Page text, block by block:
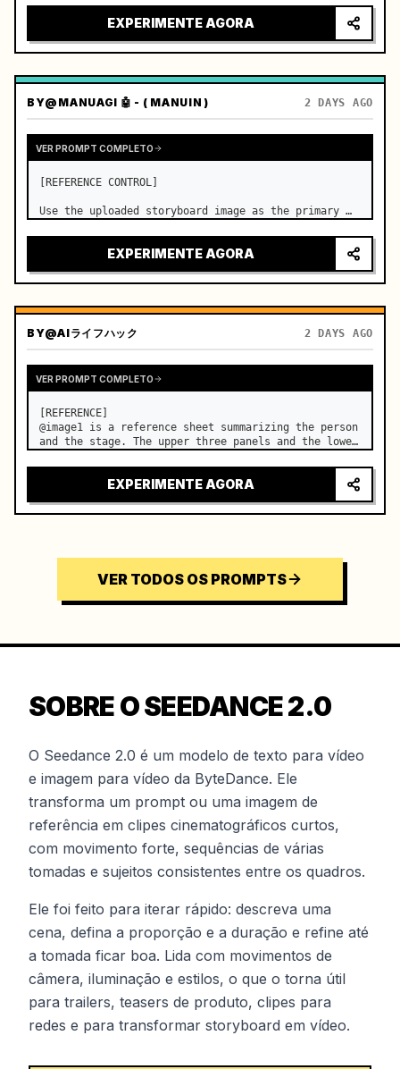
EXPERIMENTE AGORA
BY@MANUAGI 🤖 - ( MANUIN ) 2 DAYS AGO
VER PROMPT COMPLETO
[REFERENCE CONTROL]
Use the uploaded storyboard image as the primary
design, costume design, environment, emotional
progression, and shot order.
EXPERIMENTE AGORA
BY@AIライフハック 2 DAYS AGO
VER PROMPT COMPLETO
[REFERENCE]
@image1 is a reference sheet summarizing the person
and the stage. The upper three panels and the lower
the face, hair, body type, costume, and whole body
of the same woman appearing alone in the vi…
EXPERIMENTE AGORA
VER TODOS OS PROMPTS
SOBRE O SEEDANCE 2.0
O Seedance 2.0 é um modelo de texto para vídeo
e imagem para vídeo da ByteDance. Ele
transforma um prompt ou uma imagem de
referência em clipes cinematográficos curtos,
com movimento forte, sequências de várias
tomadas e sujeitos consistentes entre os quadros.
Ele foi feito para iterar rápido: descreva uma
cena, defina a proporção e a duração e refine até
a tomada ficar boa. Lida com movimentos de
câmera, iluminação e estilos, o que o torna útil
para trailers, teasers de produto, clipes para
redes e para transformar storyboard em vídeo.